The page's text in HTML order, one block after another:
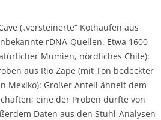
(„versteinerte“ Kothaufen aus
rDNA-Quellen. Etwa 1600
Mumien, nördliches Chile):
aus Rio Zape (mit Ton bedeckter
Mexiko): Großer Anteil ähnelt dem
eine der Proben dürfte von
Daten aus den Stuhl-Analysen